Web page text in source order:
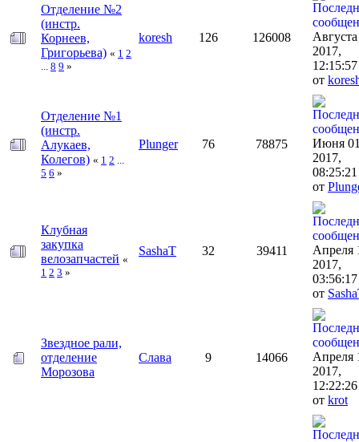
Отделение №2
(инстр.
Корнеев,
Григорьева) « 1 2
8 9 »
koresh 126 126008
2017,
от
Отделение №1
(инстр.
Алукаев,
Колегов) « 1 2
5 6 »
Plunger 76 78875
Июня
2017,
от
Клубная
закупка
велозапчастей «
1 2 3 »
SashaT 32 39411
Апреля
2017,
от
Звездное рали,
отделение
Морозова
Слава 9 14066
Апреля
2017,
от krot